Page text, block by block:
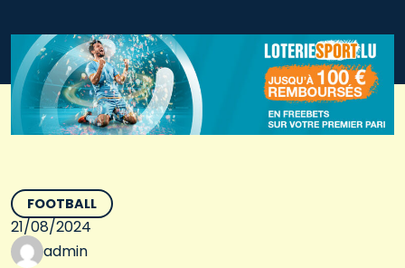
FOOTBALL
21/08/2024
admin